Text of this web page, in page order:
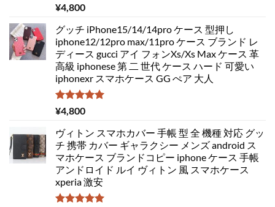
5段階中
5.00
¥4,800
グッチ iPhone15/14/14pro ケース 型押し
iphone12/12pro max/11pro ケース ブランド レ
ディース gucci アイ フォンXs/Xs Max ケース 革
高級 iphonese 第 二 世代 ケース ハード 可愛い
iphonexr スマホケース GG ぺア 大人
5段階中
5.00
¥4,800
ヴィトン スマホカバー 手帳 型 全 機種 対応 グッ
チ 携帯 カバー ギャラクシー メンズ android ス
マホケース ブランドコピー iphone ケース 手帳
アンドロイド ルイ ヴィトン 風 スマホケース
xperia 激安